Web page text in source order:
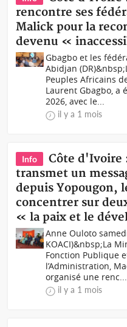
rencontre ses
Malick pour la
devenu «
Gbagbo et les
Abidjan
Peuples Africains
Laurent Gbagbo, a
2026, avec le...
il y a 1 mois
Info
Côte d'Ivoire
transmet un
depuis Yopougon,
concentrer sur
« la paix et le
Anne Ouloto
KOACI)&nbsp;La
Fonction Publique
l’Administration,
organisé une renc...
il y a 1 mois